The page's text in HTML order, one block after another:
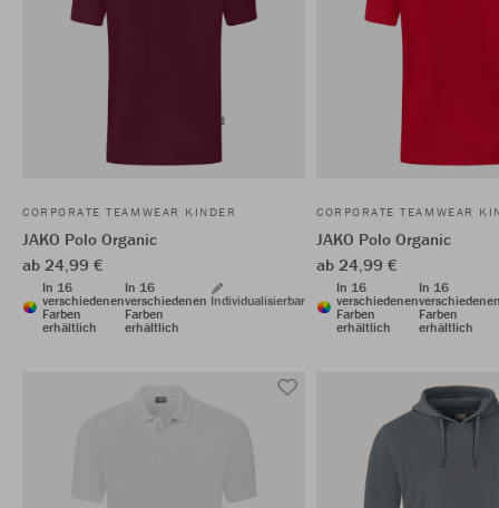
CORPORATE TEAMWEAR KINDER
JAKO Polo Organic
ab 24,99 €
In 16
verschiedenen
Farben
erhältlich
In 16
verschiedenen
Farben
erhältlich
Individualisierbar
CORPORATE TEAMWEAR
JAKO Polo Organic
ab 24,99 €
In 16
verschiedenen
Farben
erhältlich
In 16
Farben
erhältlich